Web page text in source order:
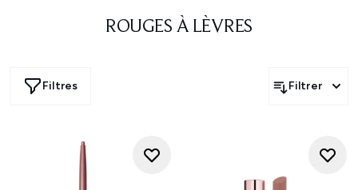
ROUGES À LÈVRES
Filtres Filtrer